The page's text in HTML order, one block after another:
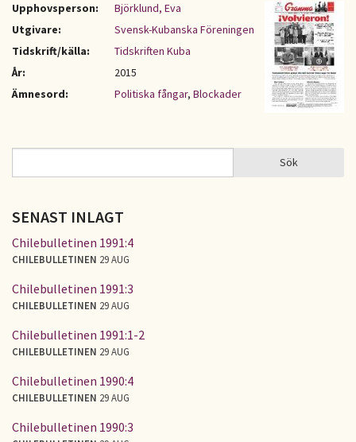
Upphovsperson:
Björklund, Eva
Utgivare:
Svensk-Kubanska Föreningen
Tidskrift/källa:
Tidskriften Kuba
År:
2015
Ämnesord:
Politiska fångar, Blockader
SÖKFORMULÄR Sök
SENAST INLAGT
Chilebulletinen 1991:4
CHILEBULLETINEN 29 AUG
Chilebulletinen 1991:3
CHILEBULLETINEN 29 AUG
Chilebulletinen 1991:1-2
CHILEBULLETINEN 29 AUG
Chilebulletinen 1990:4
CHILEBULLETINEN 29 AUG
Chilebulletinen 1990:3